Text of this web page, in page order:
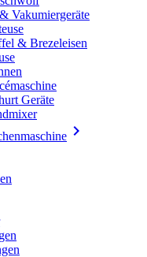
Vakumiergeräte
& Brezeleisen
Geräte
